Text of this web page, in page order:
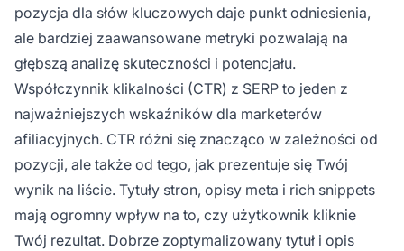
pozycja dla słów kluczowych daje punkt odniesienia,
ale bardziej zaawansowane metryki pozwalają na
głębszą analizę skuteczności i potencjału.
Współczynnik klikalności (CTR) z SERP to jeden z
najważniejszych wskaźników dla marketerów
afiliacyjnych. CTR różni się znacząco w zależności od
pozycji, ale także od tego, jak prezentuje się Twój
wynik na liście. Tytuły stron, opisy meta i rich snippets
mają ogromny wpływ na to, czy użytkownik kliknie
Twój rezultat. Dobrze zoptymalizowany tytuł i opis